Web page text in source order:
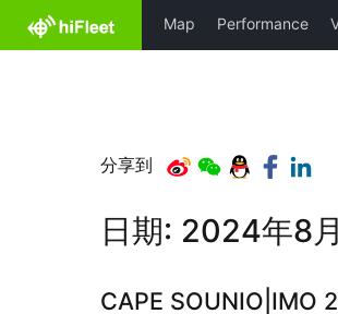
分享到
日期: 2024年8
CAPE SOUNIO|IMO